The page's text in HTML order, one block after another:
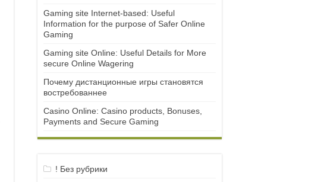
Gaming site Internet-based: Useful
Information for the purpose of Safer Online
Gaming
Gaming site Online: Useful Details for More
secure Online Wagering
Почему дистанционные игры становятся
востребованнее
Casino Online: Casino products, Bonuses,
Payments and Secure Gaming
! Без рубрики